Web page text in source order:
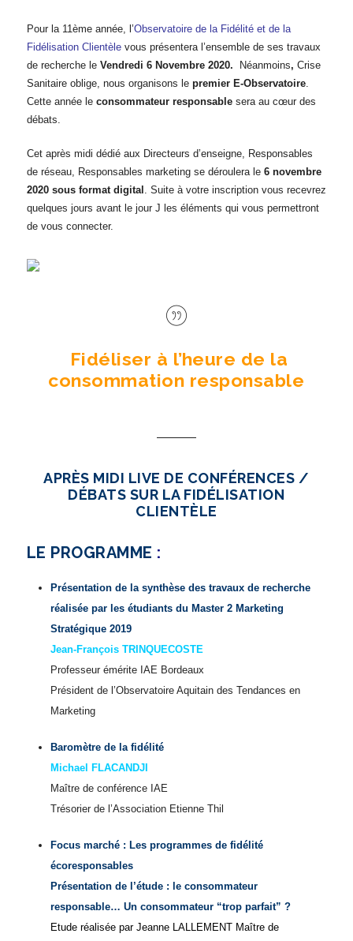
Pour la 11ème année, l’Observatoire de la Fidélité et de la
Fidélisation Clientèlevous présentera l’ensemble de ses travaux
de recherche leVendredi 6 Novembre 2020. Néanmoins, Crise
Sanitaire oblige, nous organisons le premier E-Observatoire.
Cette année le consommateur responsablesera au cœur des
débats.
Cet après midi dédié aux Directeurs d’enseigne, Responsables
de réseau, Responsables marketing se déroulera le 6 novembre
2020 sous format digital . Suite à votre inscription vous recevrez
quelques jours avant le jour J les éléments qui vous permettront
de vous connecter.
Fidéliser à l’heure de la
consommation responsable
APRÈS MIDI LIVE DE CONFÉRENCES /
DÉBATS SUR LA FIDÉLISATION
CLIENTÈLE
LE PROGRAMME :
Présentation de la synthèse des travaux de recherche
réalisée par les étudiants du Master 2 Marketing
Stratégique 2019
Jean-François TRINQUECOSTE
Professeur émérite IAE Bordeaux
Président de l’Observatoire Aquitain des Tendances en
Marketing
Baromètre de la fidélité
Michael FLACANDJI
Maître de conférence IAE
Trésorier de l’Association Etienne Thil
Focus marché : Les programmes de fidélité
écoresponsables
Présentation de l’étude : le consommateur
responsable… Un consommateur “trop parfait” ?
Etude réalisée par Jeanne LALLEMENT Maître de